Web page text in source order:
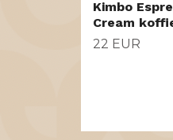
Kimbo
Cream
22 EUR